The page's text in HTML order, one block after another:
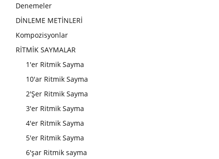
Denemeler
DİNLEME METİNLERİ
Kompozisyonlar
RİTMİK SAYMALAR
1'er Ritmik Sayma
10'ar Ritmik Sayma
2'Şer Ritmik Sayma
3'er Ritmik Sayma
4'er Ritmik Sayma
5'er Ritmik Sayma
6'şar Ritmik sayma